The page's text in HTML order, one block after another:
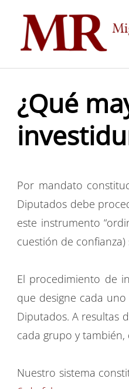
¿Qué
Por mandato
Diputados debe
este instrumento
cuestión de confianza)
El procedimiento de
que designe cada
Diputados. A resultas
cada grupo y
Nuestro sistema